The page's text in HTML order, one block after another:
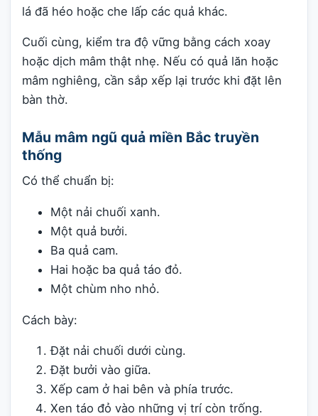
lá đã héo hoặc che lấp các quả khác.
Cuối cùng, kiểm tra độ vững bằng cách xoay
hoặc dịch mâm thật nhẹ. Nếu có quả lăn hoặc
mâm nghiêng, cần sắp xếp lại trước khi đặt lên
bàn thờ.
Mẫu mâm ngũ quả miền Bắc truyền
thống
Có thể chuẩn bị:
Một nải chuối xanh.
Một quả bưởi.
Ba quả cam.
Hai hoặc ba quả táo đỏ.
Một chùm nho nhỏ.
Cách bày:
Đặt nải chuối dưới cùng.
Đặt bưởi vào giữa.
Xếp cam ở hai bên và phía trước.
Xen táo đỏ vào những vị trí còn trống.